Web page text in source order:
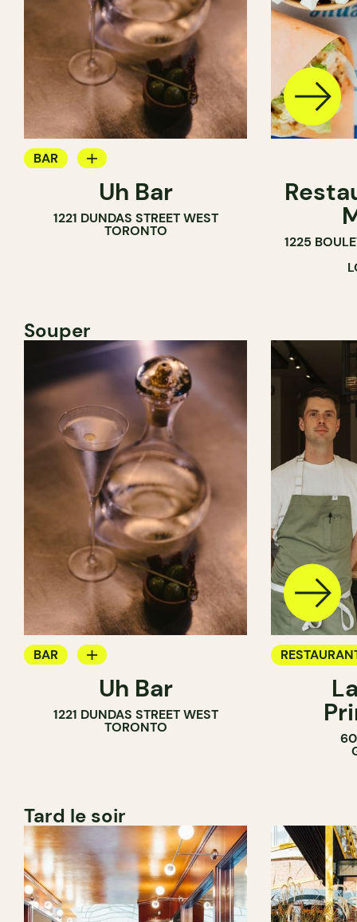
BAR
BAR À COCKTAILUh Bar
1221 DUNDAS STREET WEST
TORONTO
1225
Souper
BAR
BAR À COCKTAILUh Bar
1221 DUNDAS STREET WEST
TORONTO
60
Tard le soir